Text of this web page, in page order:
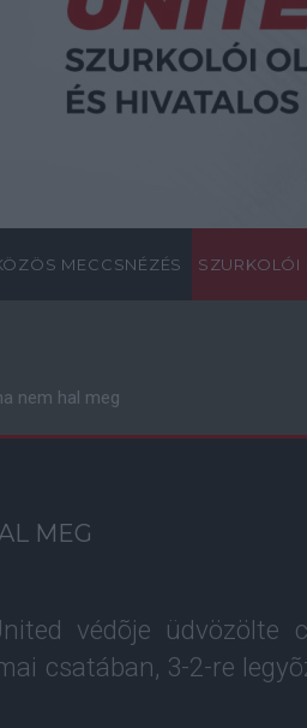
MECCSNÉZÉS SZURKOLÓI
nem hal meg
MEG
védõje üdvözölte
csatában, 3-2-re